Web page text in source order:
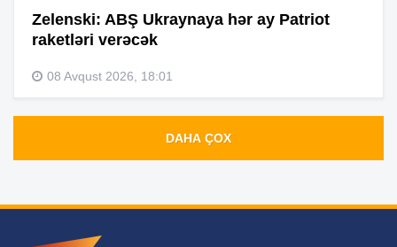
Zelenski: ABŞ Ukraynaya hər ay Patriot
raketləri verəcək
08 Avqust 2026, 18:01
DAHA ÇOX